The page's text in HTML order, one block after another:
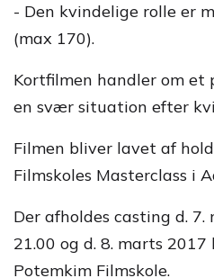
- Den kvindelige rolle er
(max 170).
Kortfilmen handler om et
en svær situation efter
Filmen bliver lavet af
Filmskoles Masterclass i
Der afholdes casting d.
21.00 og d. 8. marts 2017
Potemkim Filmskole.